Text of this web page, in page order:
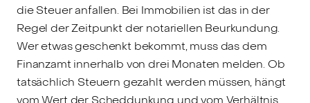
die Steuer anfallen. Bei Immobilien ist das in der
Regel der Zeitpunkt der notariellen Beurkundung.
Wer etwas geschenkt bekommt, muss das dem
Finanzamt innerhalb von drei Monaten melden. Ob
tatsächlich Steuern gezahlt werden müssen, hängt
vom Wert der Scheddunkung und vom Verhältnis